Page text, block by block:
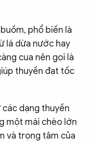
phổ biến là
lá dừa nước hay
cua nên gọi là
thuyền đạt tốc
các dạng thuyền
một mái chèo lớn
và trọng tâm của